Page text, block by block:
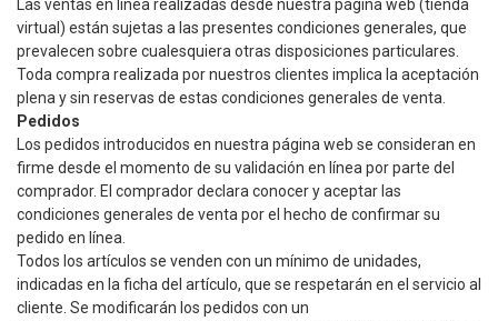
Las ventas en línea realizadas desde nuestra página web (tienda
virtual) están sujetas a las presentes condiciones generales, que
prevalecen sobre cualesquiera otras disposiciones particulares.
Toda compra realizada por nuestros clientes implica la aceptación
plena y sin reservas de estas condiciones generales de venta.
Pedidos
Los pedidos introducidos en nuestra página web se consideran en
firme desde el momento de su validación en línea por parte del
comprador. El comprador declara conocer y aceptar las
condiciones generales de venta por el hecho de confirmar su
pedido en línea.
Todos los artículos se venden con un mínimo de unidades,
indicadas en la ficha del artículo, que se respetarán en el servicio al
cliente. Se modificarán los pedidos con un